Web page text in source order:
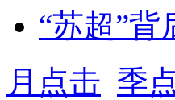
“苏超”
月点击 季